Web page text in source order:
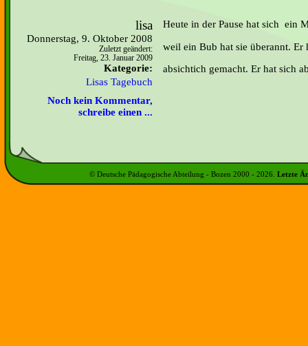
lisa
Donnerstag, 9. Oktober 2008
Zuletzt geändert:
Freitag, 23. Januar 2009
Kategorie:
Lisas Tagebuch
Noch kein Kommentar,
schreibe einen ...
Heute in der Pause hat sich ein
weil ein Bub hat sie überannt. Er
absichtich gemacht. Er hat sich
© Deutsche Pädagogische Abteilung - Bozen 2000 - 2026 Letzte